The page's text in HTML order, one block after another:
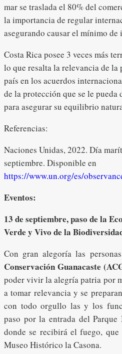
mar se traslada el 80% del
la importancia de regular
asegurando causar el mínimo de
Costa Rica posee 3 veces más
lo que resalta la relevancia de
país en los acuerdos
de la protección que se le
para asegurar su equilibrio
Referencias:
Naciones Unidas, 2022. Día
septiembre. Disponible en
https://www.un.org/es/
Eventos:
13 de septiembre, paso de la
Verde y Vivo de la
Con gran alegoría las
Conservación Guanacaste
poder vivir la alegría patria por
a tomar relevancia y se
con todo orgullo las y los
paso por la entrada del Parque
donde se recibirá el fuego,
Museo Histórico la Casona.